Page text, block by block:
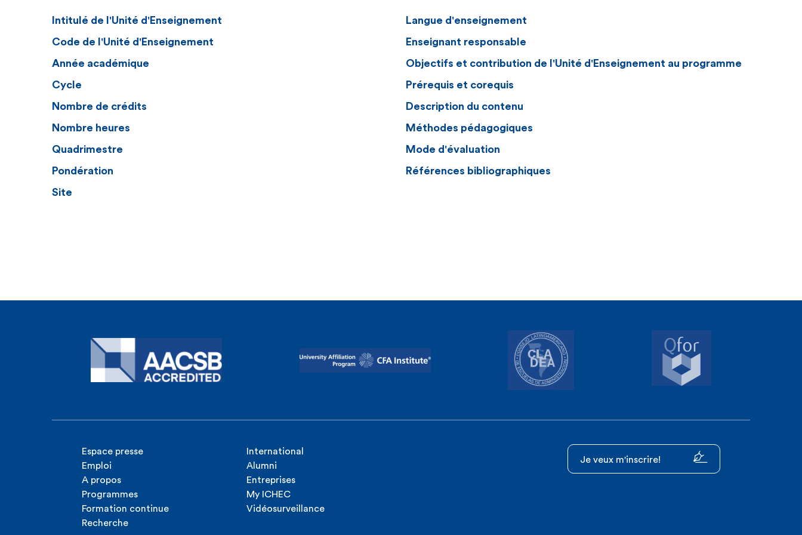
Intitulé de l'Unité d'Enseignement
Code de l'Unité d'Enseignement
Année académique
Cycle
Nombre de crédits
Nombre heures
Quadrimestre
Pondération
Site
Langue d'enseignement
Enseignant responsable
Objectifs et contribution de l'Unité d'Enseignement au programme
Prérequis et corequis
Description du contenu
Méthodes pédagogiques
Mode d'évaluation
Références bibliographiques
Espace presse
Emploi
A propos
Programmes
Formation continue
Recherche
International
Alumni
Entreprises
My ICHEC
Vidéosurveillance
Je veux m'inscrire!